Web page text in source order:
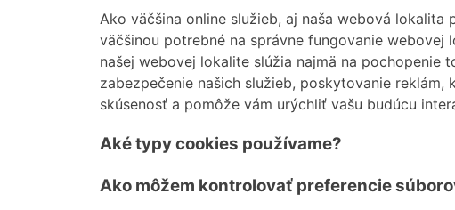
Ako väčšina online služieb, aj naša webová
väčšinou potrebné na správne fungovanie
našej webovej lokalite slúžia najmä na pochopenie
zabezpečenie našich služieb, poskytovanie
skúsenosť a pomôže vám urýchliť vašu budúcu
Aké typy cookies používame?
Ako môžem kontrolovať preferencie